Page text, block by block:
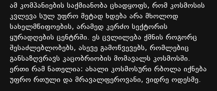
ამ კომპანიების საქმიანობა ცხადყოფს, რომ კოსმოსის
კვლევა სულ უფრო მეტად ხდება არა მხოლოდ
სახელმწიფოების, არამედ კერძო სექტორის
ყურადღების ცენტრში. ეს ცვლილება ქმნის როგორც
შესაძლებლობებს, ასევე გამოწვევებს, რომლებიც
განსაზღვრავს კაცობრიობის მომავალს კოსმოსში.
ერთი რამ ნათელია: ახალი კოსმოსური რბოლა იქნება
უფრო რთული და მრავალფეროვანი, ვიდრე ოდესმე.